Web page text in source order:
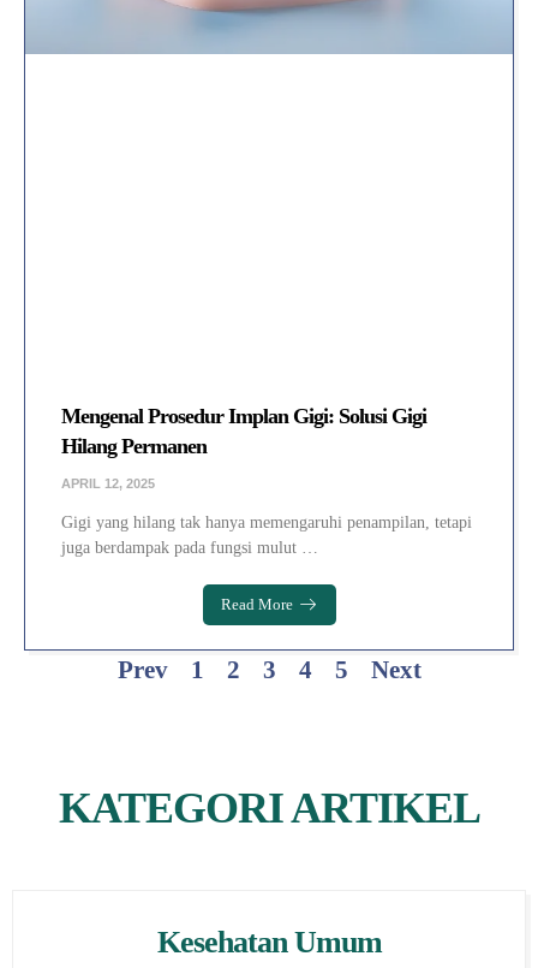
Mengenal Prosedur Implan Gigi: Solusi Gigi
Hilang Permanen
APRIL 12, 2025
Gigi yang hilang tak hanya memengaruhi penampilan, tetapi
juga berdampak pada fungsi mulut …
Read More
Prev 1 2 3 4 5 Next
KATEGORI ARTIKEL
Kesehatan Umum